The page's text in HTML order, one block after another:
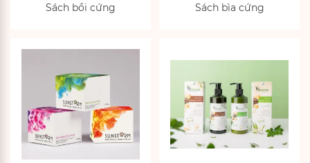
Sách bồi cứng Sách bìa cứng